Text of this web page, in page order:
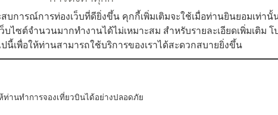
บการณ์การท่องเว็บที่ดียิ่งขึ้น คุกกี้เพิ่มเติมจะใช้เมื่อท่านยินยอมเท่านั้
ไซต์จำนวนมากทำงานได้ไม่เหมาะสม สำหรับรายละเอียดเพิ่มเติม โ
นี้เพื่อให้ท่านสามารถใช้บริการของเราได้สะดวกสบายยิ่งขึ้น
ท่านทำการจองเที่ยวบินได้อย่างปลอดภัย